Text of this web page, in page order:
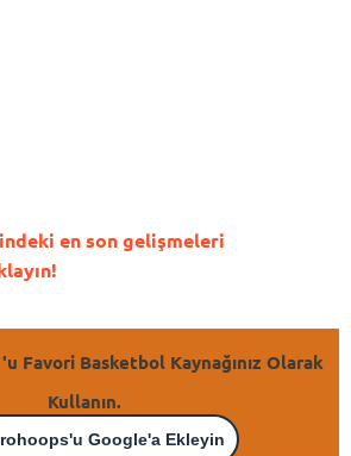
en son gelişmeleri
'u Favori Basketbol Kaynağınız Olarak
Kullanın.
Google'a Ekleyin